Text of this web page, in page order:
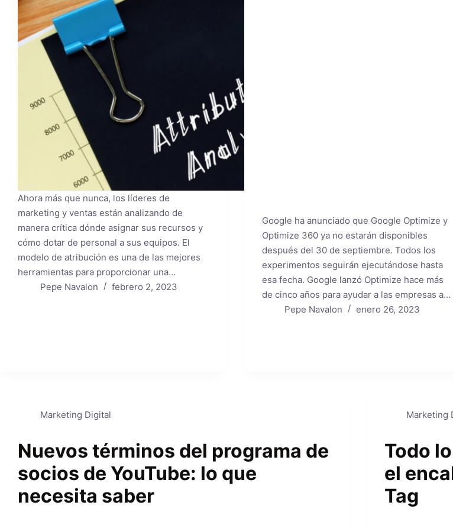
Ahora más que nunca, los líderes de
marketing y ventas están analizando de
manera crítica dónde asignar sus recursos y
cómo dotar de personal a sus equipos. El
modelo de atribución es una de las mejores
herramientas para proporcionar una…
Pepe Navalon
febrero 2, 2023
Google ha anunciado que Google Optimize y
Optimize 360 ​​ya no estarán disponibles
después del 30 de septiembre. Todos los
experimentos seguirán ejecutándose hasta
esa fecha. Google lanzó Optimize hace más
de cinco años para ayudar a las empresas a…
Pepe Navalon
enero 26, 2023
Marketing Digital
Nuevos términos del programa de
socios de YouTube: lo que
necesita saber
Marketing
Todo
el
Tag